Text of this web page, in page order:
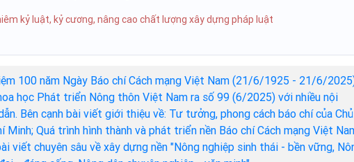
kỷ luật, kỷ cương, nâng cao chất lượng xây dựng pháp luật
100 năm Ngày Báo chí Cách mạng Việt Nam (21/6/1925 - 21/6/
học Phát triển Nông thôn Việt Nam ra số 99 (6/2025) với nhiều nội
Bên cạnh bài viết giới thiệu về: Tư tưởng, phong cách báo chí của Chủ
Minh; Quá trình hình thành và phát triển nền Báo chí Cách mạng Việt
viết chuyên sâu về xây dựng nền "Nông nghiệp sinh thái - bền vững,